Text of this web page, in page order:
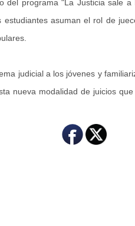
del programa "La Justicia sale a
asuman el rol de
judicial a los jóvenes y
nueva modalidad de juicios